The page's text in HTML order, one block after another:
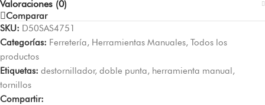
Valoraciones (0)
Comparar
SKU: D50SAS4751
Categorías: Ferretería, Herramientas Manuales, Todos los
productos
Etiquetas: destornillador, doble punta, herramienta manual,
tornillos
Compartir: